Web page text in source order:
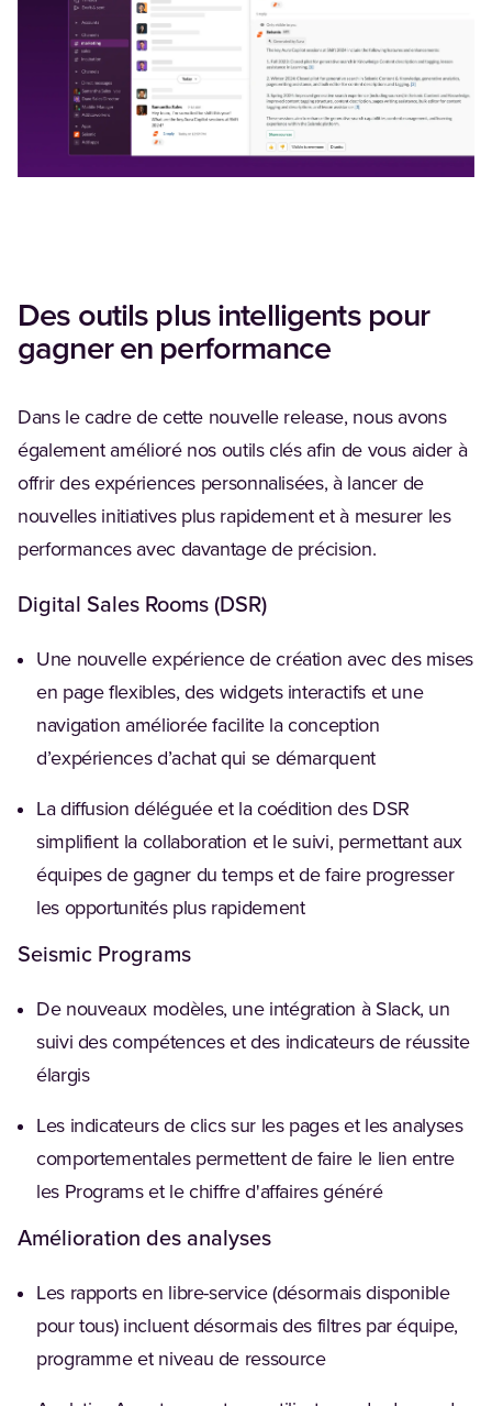
Des outils plus intelligents pour
gagner en performance
Dans le cadre de cette nouvelle release, nous avons
également amélioré nos outils clés afin de vous aider à
offrir des expériences personnalisées, à lancer de
nouvelles initiatives plus rapidement et à mesurer les
performances avec davantage de précision.
Digital Sales Rooms (DSR)
Une nouvelle expérience de création avec des mises
en page flexibles, des widgets interactifs et une
navigation améliorée facilite la conception
d’expériences d’achat qui se démarquent
La diffusion déléguée et la coédition des DSR
simplifient la collaboration et le suivi, permettant aux
équipes de gagner du temps et de faire progresser
les opportunités plus rapidement
Seismic Programs
De nouveaux modèles, une intégration à Slack, un
suivi des compétences et des indicateurs de réussite
élargis
Les indicateurs de clics sur les pages et les analyses
comportementales permettent de faire le lien entre
les Programs et le chiffre d'affaires généré
Amélioration des analyses
Les rapports en libre-service (désormais disponible
pour tous) incluent désormais des filtres par équipe,
programme et niveau de ressource